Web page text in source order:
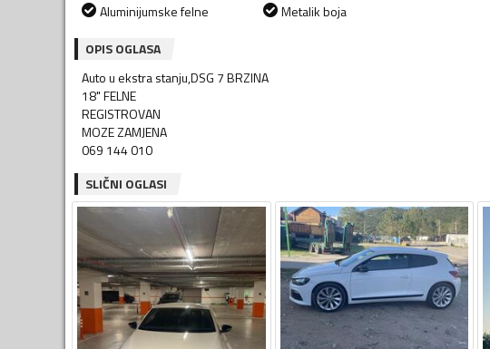
Aluminijumske felne
Metalik boja
OPIS OGLASA
Auto u ekstra stanju,DSG 7 BRZINA
18" FELNE
REGISTROVAN
MOZE ZAMJENA
069 144 010
SLIČNI OGLASI